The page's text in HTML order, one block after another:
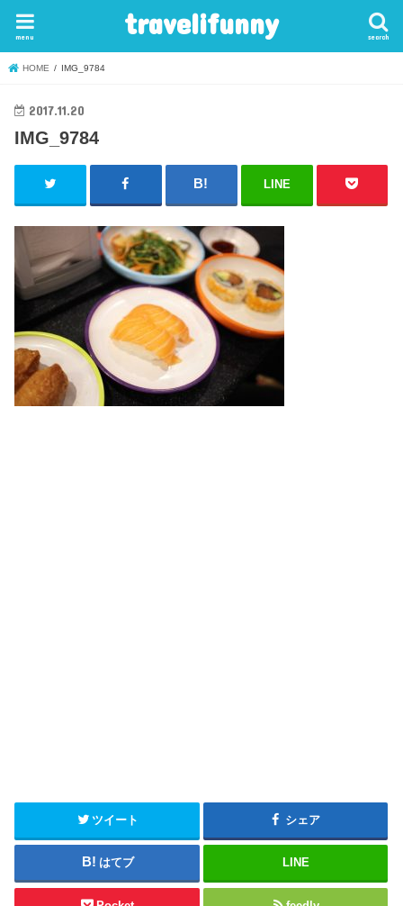
travelifunny search
menu
HOME IMG_9784
2017.11.20
IMG_9784
LINE
ツイート シェア
はてブ LINE